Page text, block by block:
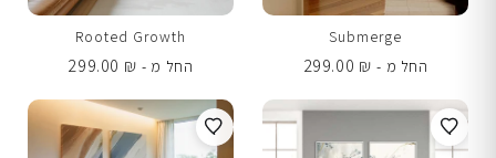
Submerge
החל מ -
299.00 ₪
Rooted Growth
החל מ -
299.00 ₪